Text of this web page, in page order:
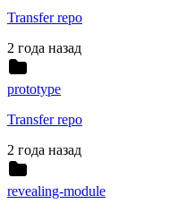
Transfer repo
2 года назад
prototype
Transfer repo
2 года назад
revealing-module